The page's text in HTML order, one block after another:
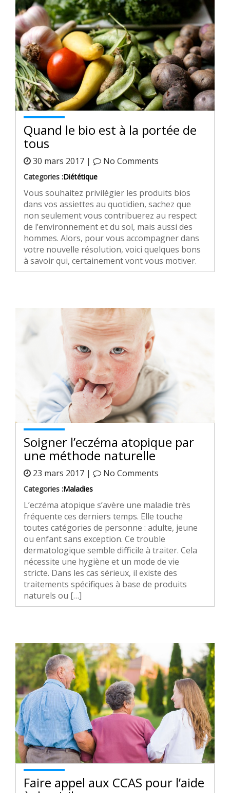
Quand le bio est à la portée de
tous
30 mars 2017 | No Comments
Categories :Diététique
Vous souhaitez privilégier les produits bios
dans vos assiettes au quotidien, sachez que
non seulement vous contribuerez au respect
de l’environnement et du sol, mais aussi des
hommes. Alors, pour vous accompagner dans
votre nouvelle résolution, voici quelques bons
à savoir qui, certainement vont vous motiver.
Soigner l’eczéma atopique par
une méthode naturelle
23 mars 2017 | No Comments
Categories :Maladies
L’eczéma atopique s’avère une maladie très
fréquente ces derniers temps. Elle touche
toutes catégories de personne : adulte, jeune
ou enfant sans exception. Ce trouble
dermatologique semble difficile à traiter. Cela
nécessite une hygiène et un mode de vie
stricte. Dans les cas sérieux, il existe des
traitements spécifiques à base de produits
naturels ou […]
Faire appel aux CCAS pour l’aide